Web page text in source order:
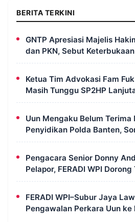
BERITA TERKINI
GNTP Apresiasi Majelis
dan PKN, Sebut
Instrumen Pengawasan
Ketua Tim Advokasi Fam
Masih Tunggu SP2HP
Uun Mengaku Belum
Penyidikan Polda Banten,
Perkara
Pengacara Senior Donny
Pelapor, FERADI WPI
Perkara Uun
FERADI WPI–Subur Jaya
Pengawalan Perkara Uun ke